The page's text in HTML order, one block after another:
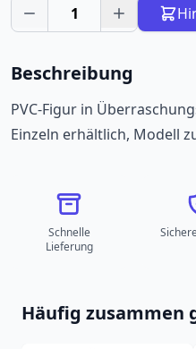
1
Beschreibung
PVC-Figur in
Einzeln erhältlich, Modell
Schnelle
Lieferung
Häufig zusammen